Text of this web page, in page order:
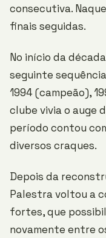
consecutiva.
finais seguidas.
No início da
seguinte
1994 (campeão),
clube vivia o auge
período contou
diversos craques.
Depois da
Palestra voltou a
fortes, que
novamente entre